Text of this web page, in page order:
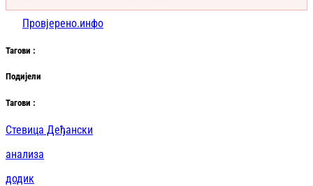
Провјерено.инфо
Тагови :
Подијели
Тагови :
Стевица Деђански
анализа
додик